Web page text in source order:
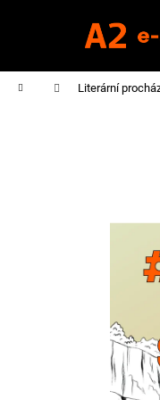
Domů Literární
í
Zpět
do
Zpět
do